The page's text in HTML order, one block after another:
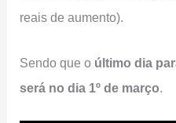
reais de aumento).
Sendo que o último dia
será no dia 1º de março.